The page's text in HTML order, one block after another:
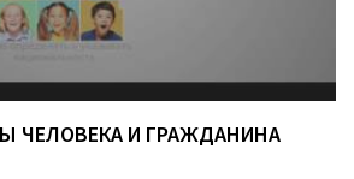
ЧЕЛОВЕКА И ГРАЖДАНИНА